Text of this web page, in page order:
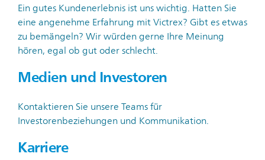
Ein gutes Kundenerlebnis ist uns wichtig. Hatten Sie
eine angenehme Erfahrung mit Victrex? Gibt es etwas
zu bemängeln? Wir würden gerne Ihre Meinung
hören, egal ob gut oder schlecht.
Medien und Investoren
Kontaktieren Sie unsere Teams für
Investorenbeziehungen und Kommunikation.
Karriere